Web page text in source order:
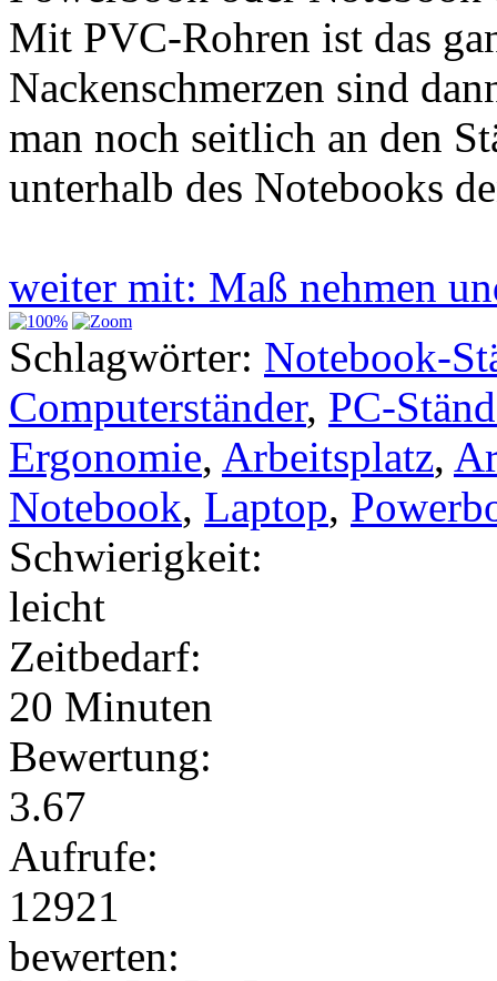
Mit PVC-Rohren ist das
Nackenschmerzen sind
man noch seitlich an den
unterhalb des Notebooks
weiter mit: Maß nehmen
Schlagwörter: Notebook-
Computerständer, PC-
Ergonomie, Arbeitsplatz,
Notebook, Laptop,
Schwierigkeit:
leicht
Zeitbedarf:
20 Minuten
Bewertung:
3.67
Aufrufe:
12921
bewerten: